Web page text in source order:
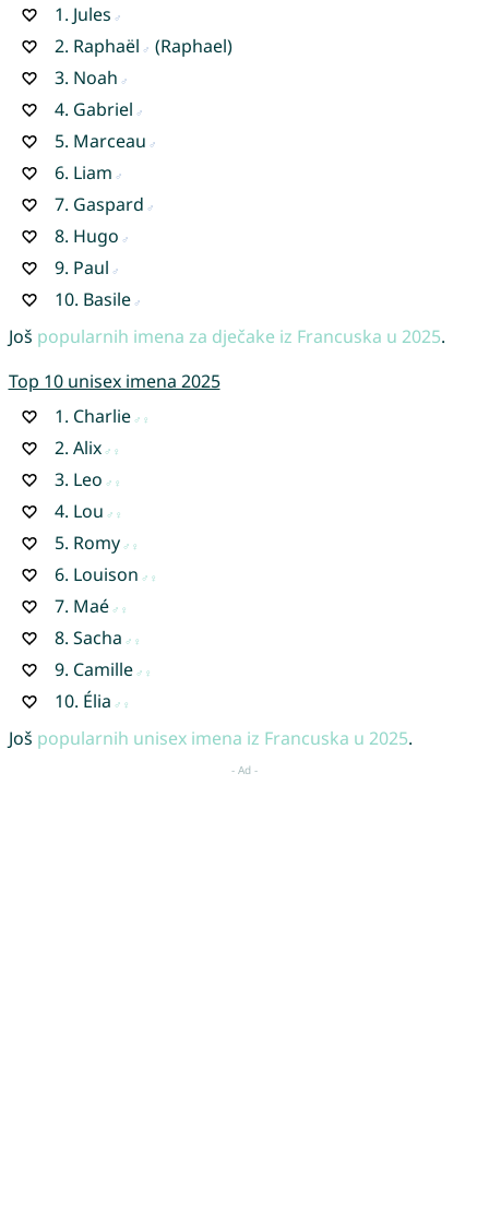
1. Jules
2. Raphaël
(Raphael)
3. Noah
4. Gabriel
5. Marceau
6. Liam
7. Gaspard
8. Hugo
9. Paul
10. Basile
Još popularnih imena za dječake iz Francuska u 2025.
Top 10 unisex imena 2025
1. Charlie
2. Alix
3. Leo
4. Lou
5. Romy
6. Louison
7. Maé
8. Sacha
9. Camille
10. Élia
Još popularnih unisex imena iz Francuska u 2025.